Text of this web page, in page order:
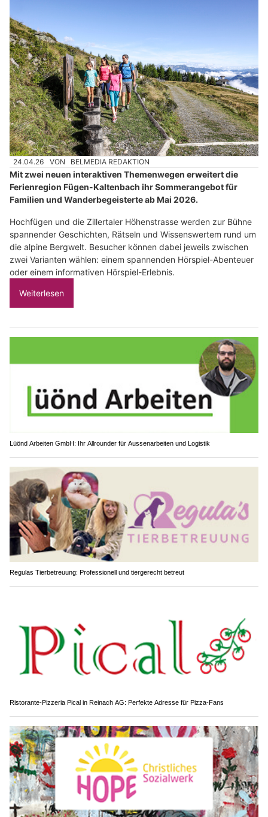
24.04.26 VON BELMEDIA REDAKTION
Mit zwei neuen interaktiven Themenwegen erweitert die
Ferienregion Fügen-Kaltenbach ihr Sommerangebot für
Familien und Wanderbegeisterte ab Mai 2026.
Hochfügen und die Zillertaler Höhenstrasse werden zur Bühne
spannender Geschichten, Rätseln und Wissenswertem rund um
die alpine Bergwelt. Besucher können dabei jeweils zwischen
zwei Varianten wählen: einem spannenden Hörspiel-Abenteuer
oder einem informativen Hörspiel-Erlebnis.
Weiterlesen
Lüönd Arbeiten GmbH: Ihr Allrounder für Aussenarbeiten und Logistik
Regulas Tierbetreuung: Professionell und tiergerecht betreut
Ristorante-Pizzeria Pical in Reinach AG: Perfekte Adresse für Pizza-Fans